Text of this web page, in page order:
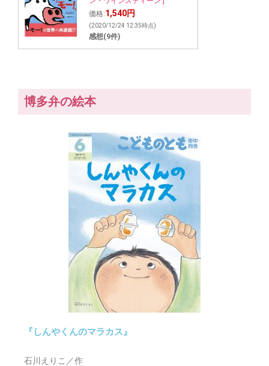
価格:1,540円
(2020/12/24 12:35時点)
感想(9件)
博多弁の絵本
『しんやくんのマラカス』
石川えりこ／作